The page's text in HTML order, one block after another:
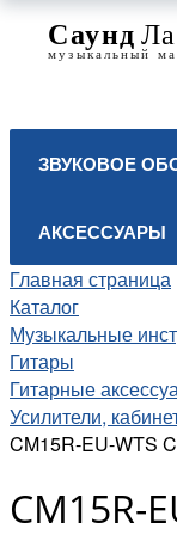
ЗВУКОВОЕ
АКСЕССУАРЫ
Главная страница
Каталог
Музыкальные
Гитары
Гитарные
Усилители,
CM15R-EU-WTS
CM15R-